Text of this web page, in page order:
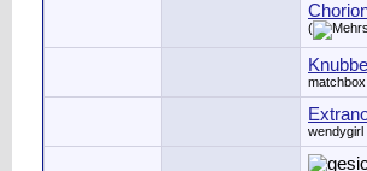
(
matchbox
wendygirl